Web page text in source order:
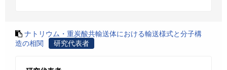
ナトリウム・重炭酸共輸送体における輸送様式と分子構
造の相関
研究代表者